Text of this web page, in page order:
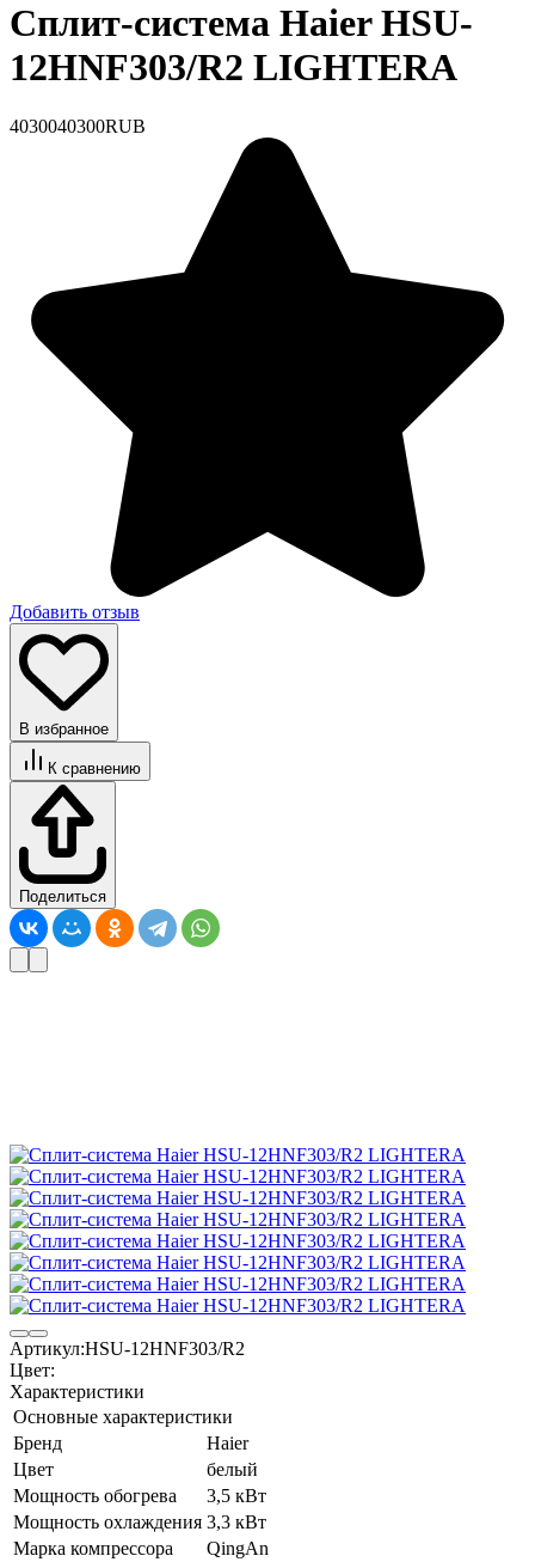
Сплит-система Haier HSU-
12HNF303/R2 LIGHTERA
4030040300RUB
Добавить отзыв
В избранное
К сравнению
Поделиться
Артикул:HSU-12HNF303/R2
Цвет:
Характеристики
Основные характеристики
Бренд
Haier
Цвет
белый
Мощность обогрева
3,5 кВт
Мощность охлаждения 3,3 кВт
Марка компрессора
QingAn